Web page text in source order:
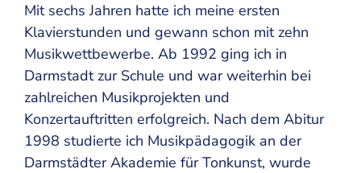
Mit sechs Jahren hatte ich meine ersten
Klavierstunden und gewann schon mit zehn
Musikwettbewerbe. Ab 1992 ging ich in
Darmstadt zur Schule und war weiterhin bei
zahlreichen Musikprojekten und
Konzertauftritten erfolgreich. Nach dem Abitur
1998 studierte ich Musikpädagogik an der
Darmstädter Akademie für Tonkunst, wurde